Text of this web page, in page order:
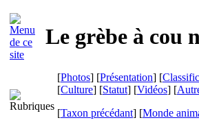
Le grèbe à cou
[Photos] [Présentation] [
[Culture] [Statut] [Vidéos] [
[Taxon précédant] [Monde